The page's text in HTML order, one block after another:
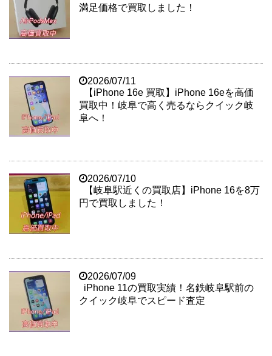
満足価格で買取しました！
2026/07/11
【iPhone 16e 買取】iPhone 16eを高価
買取中！岐阜で高く売るならクイック岐
阜へ！
2026/07/10
【岐阜駅近くの買取店】iPhone 16を8万
円で買取しました！
2026/07/09
iPhone 11の買取実績！名鉄岐阜駅前の
クイック岐阜でスピード査定